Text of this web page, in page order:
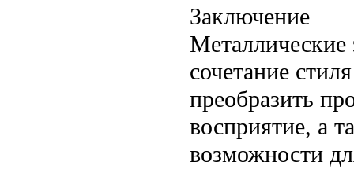
Заключение
Металлические
сочетание
преобразить
восприятие, а
возможности